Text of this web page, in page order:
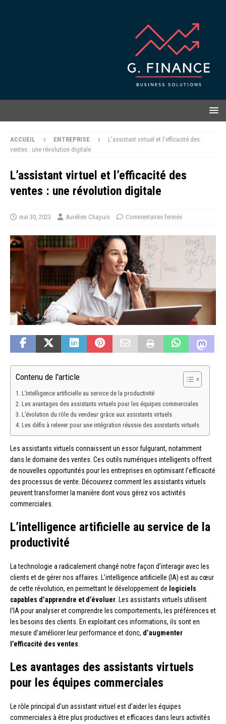
ACCUEIL ENTREPRISE
L’assistant virtuel et l’efficacité des
ventes : une révolution digitale
L’assistant virtuel et l’efficacité des
ventes : une révolution digitale
mai 30, 2023 Aurélien Chapuis Commentaires fermés
Contenu de l'article
L’intelligence artificielle au service de la productivité
Les avantages des assistants virtuels pour les équipes commerciales
L’évolution du rôle du vendeur grâce aux assistants virtuels
Les défis à relever pour une intégration réussie des assistants virtuels
Les assistants virtuels connaissent un essor fulgurant, notamment
dans le domaine des ventes. Ces outils numériques intelligents offrent
de nouvelles opportunités pour les entreprises en optimisant l’efficacité
des processus de vente. Découvrez comment les assistants virtuels
peuvent transformer la manière dont vous gérez vos activités
commerciales.
L’intelligence artificielle au service de la
productivité
La technologie a radicalement changé notre façon d’interagir avec les
clients et de gérer nos affaires. L’intelligence artificielle (IA) est au cœur
de cette révolution, en permettant le développement de logiciels
capables d’apprendre et d’évoluer. Les assistants virtuels utilisent
l’IA pour analyser et comprendre les comportements, les préférences et
les besoins des clients. En exploitant ces informations, ils sont en
mesure d’améliorer leur performance et donc, d’augmenter
l’efficacité des ventes.
Les avantages des assistants virtuels
pour les équipes commerciales
Le rôle principal d’un assistant virtuel est d’aider les équipes
commerciales à être plus productives et efficaces dans leurs activités